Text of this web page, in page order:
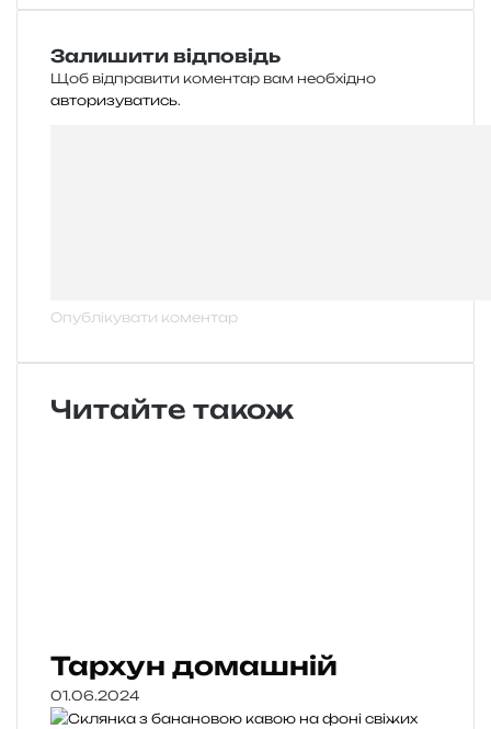
Залишити відповідь
Щоб відправити коментар вам необхідно
авторизуватись.
Читайте також
Тархун домашній
01.06.2024